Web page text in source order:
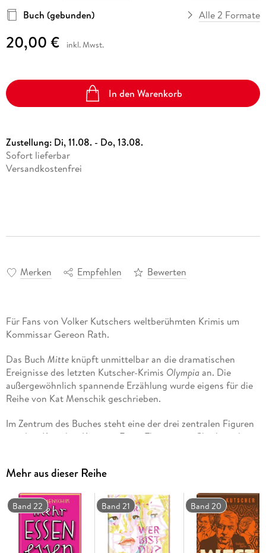
Buch (gebunden)
Alle 2 Formate
20,00 € inkl. Mwst.
In den Warenkorb
Zustellung: Di, 11.08. - Do, 13.08.
Sofort lieferbar
Versandkostenfrei
Merken Empfehlen Bewerten
Für Fans von Volker Kutschers weltberühmten Krimis um
Kommissar Gereon Rath.
Das Buch Mitteknüpft unmittelbar an die dramatischen
Ereignisse des letzten Kutscher-Krimis Olympia an. Die
außergewöhnlich spannende Erzählung wurde eigens für die
Reihe von Kat Menschik geschrieben.
Im Zentrum des Buches steht eine der drei zentralen Figuren
aus dem Kutscher-Kosmos: Fritze Thormann - Charly und
seinem Läuferidol Jesse Owens nahe sein. Doch wurde er zu
Umstände mehr als fragwürdig waren. Während die Polizei
ihm nicht glaubt, ist die Gestapo schon auf der Spur des
unliebsamen Zeugen. Dem Jungen bleibt nichts übrig, als zu
fliehen und mit gefälschtem Pass beim Kohlehandel
Mehr aus dieser Reihe
Band 22 Band 21 Band 20